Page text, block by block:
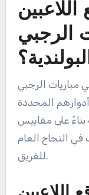
الرجبي
مباريات الرجبي
أدوارهم المحددة
بناءً على مقاييس
النجاح العام
للفريق.